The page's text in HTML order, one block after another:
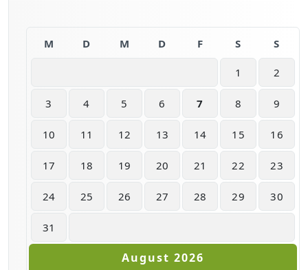
August 2026
M D M D F S S
1 2
3 4 5 6 7 8 9
10 11 12 13 14 15 16
17 18 19 20 21 22 23
24 25 26 27 28 29 30
31